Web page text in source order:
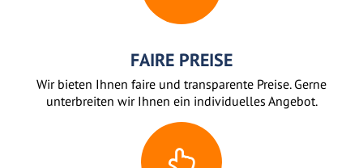
FAIRE PREISE
Wir bieten Ihnen faire und transparente Preise. Gerne
unterbreiten wir Ihnen ein individuelles Angebot.